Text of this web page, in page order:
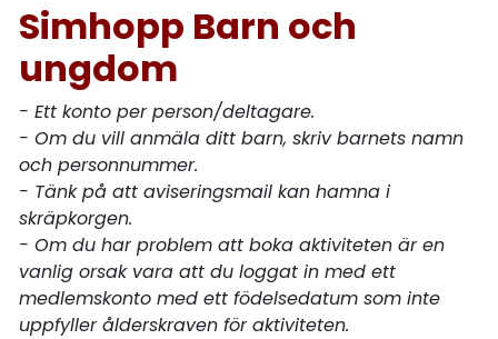
Simhopp Barn och
ungdom
- Ett konto per person/deltagare.
- Om du vill anmäla ditt barn, skriv barnets namn
och personnummer.
- Tänk på att aviseringsmail kan hamna i
skräpkorgen.
- Om du har problem att boka aktiviteten är en
vanlig orsak vara att du loggat in med ett
medlemskonto med ett födelsedatum som inte
uppfyller ålderskraven för aktiviteten.